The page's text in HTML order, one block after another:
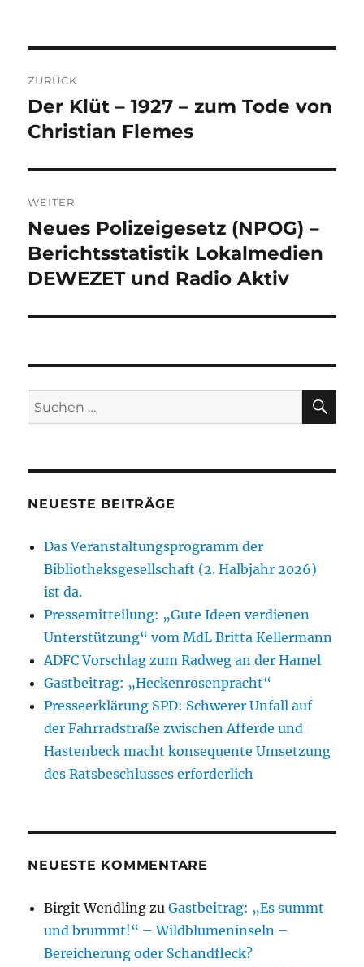
ZURÜCK
Vorheriger
Beitrag:
Der Klüt – 1927 – zum Tode von
Christian Flemes
WEITER
Nächster
Beitrag:
Neues Polizeigesetz (NPOG) –
Berichtsstatistik Lokalmedien
DEWEZET und Radio Aktiv
Suchen
nach:
NEUESTE BEITRÄGE
Das Veranstaltungsprogramm der
Bibliotheksgesellschaft (2. Halbjahr 2026)
ist da.
Pressemitteilung: „Gute Ideen verdienen
Unterstützung“ vom MdL Britta Kellermann
ADFC Vorschlag zum Radweg an der Hamel
Gastbeitrag: „Heckenrosenpracht“
Presseerklärung SPD: Schwerer Unfall auf
der Fahrradstraße zwischen Afferde und
Hastenbeck macht konsequente Umsetzung
des Ratsbeschlusses erforderlich
NEUESTE KOMMENTARE
Birgit Wendling zuGastbeitrag: „Es summt
und brummt!“ – Wildblumeninseln –
Bereicherung oder Schandfleck?